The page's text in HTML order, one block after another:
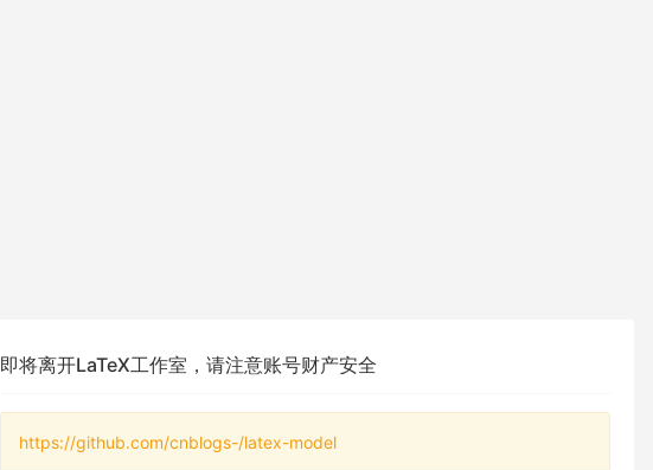
即将离开LaTeX工作室，请注意账号财产安全
https://github.com/cnblogs-/latex-model